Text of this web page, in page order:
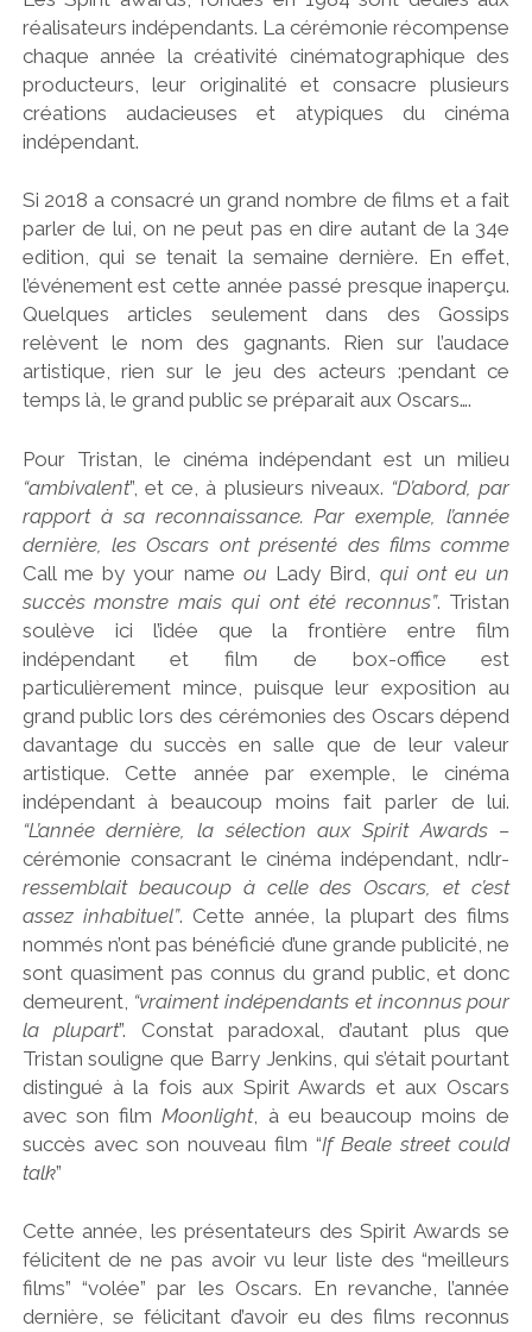
réalisateurs indépendants. La cérémonie récompense
chaque année la créativité cinématographique des
producteurs, leur originalité et consacre plusieurs
créations audacieuses et atypiques du cinéma
indépendant.
Si 2018 a consacré un grand nombre de films et a fait
parler de lui, on ne peut pas en dire autant de la 34e
edition, qui se tenait la semaine dernière. En effet,
l’événement est cette année passé presque inaperçu.
Quelques articles seulement dans des Gossips
relèvent le nom des gagnants. Rien sur l’audace
artistique, rien sur le jeu des acteurs :pendant ce
temps là, le grand public se préparait aux Oscars….
Pour Tristan, le cinéma indépendant est un milieu
“ambivalent”, et ce, à plusieurs niveaux. “D’abord, par
rapport à sa reconnaissance. Par exemple, l’année
dernière, les Oscars ont présenté des films comme
Call me by your name ou Lady Bird, qui ont eu un
succès monstre mais qui ont été reconnus”. Tristan
soulève ici l’idée que la frontière entre film
indépendant et film de box-office est
particulièrement mince, puisque leur exposition au
grand public lors des cérémonies des Oscars dépend
davantage du succès en salle que de leur valeur
artistique. Cette année par exemple, le cinéma
indépendant à beaucoup moins fait parler de lui.
“L’année dernière, la sélection aux Spirit Awards –
cérémonie consacrant le cinéma indépendant, ndlr-
ressemblait beaucoup à celle des Oscars, et c’est
assez inhabituel”. Cette année, la plupart des films
nommés n’ont pas bénéficié d’une grande publicité, ne
sont quasiment pas connus du grand public, et donc
demeurent, “vraiment indépendants et inconnus pour
la plupart”. Constat paradoxal, d’autant plus que
Tristan souligne que Barry Jenkins, qui s’était pourtant
distingué à la fois aux Spirit Awards et aux Oscars
avec son filmMoonlight, à eu beaucoup moins de
succès avec son nouveau film “If Beale street could
talk”
Cette année, les présentateurs des Spirit Awards se
félicitent de ne pas avoir vu leur liste des “meilleurs
films” “volée” par les Oscars. En revanche, l’année
dernière, se félicitant d’avoir eu des films reconnus